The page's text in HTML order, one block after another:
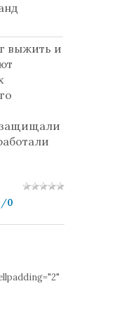
выжить и
защищали
/0